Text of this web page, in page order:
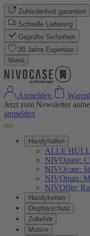
Zufriedenheit garantiert
Schnelle Lieferung
Geprüfte Sicherheit
20 Jahre Expertise
Menü
Anmelden
Jetzt zum Newsletter
anmelden
Handyhüllen
ALLE
NIVOpure:
NIVOcore:
NIVOmax:
NIVOflip:
Handyketten
Displayschutz
Zubehör
Motive